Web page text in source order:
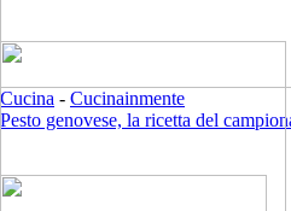
Cucina - Cucinainmente
Pesto genovese, la ricetta del